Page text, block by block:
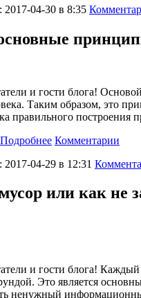
2017-04-30 в 8:35
и гости блога!
Таким образом, это
правильного построения
Подробнее Комментарии
2017-04-29 в 12:31
или как не
и гости блога!
Это является
ненужный